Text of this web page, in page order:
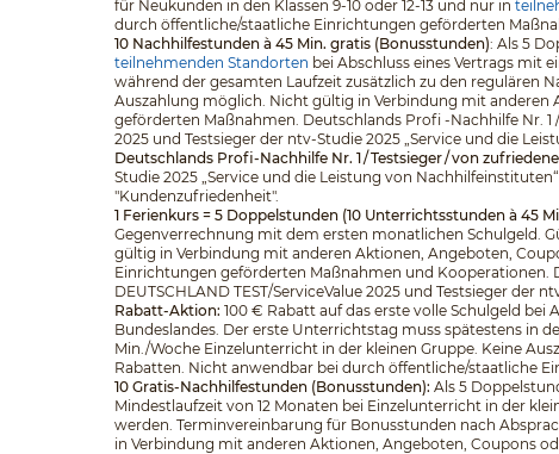
für Neukunden in den Klassen 9-10 oder 12-13 und nur in
durch öffentliche/staatliche Einrichtungen geförderten
10 Nachhilfestunden à 45 Min. gratis (Bonusstunden): Als 5
teilnehmenden Standorten bei Abschluss eines Vertrags mit
während der gesamten Laufzeit zusätzlich zu den regulären
Auszahlung möglich. Nicht gültig in Verbindung mit
geförderten Maßnahmen. Deutschlands Profi -Nachhilfe Nr. 1
2025 und Testsieger der ntv-Studie 2025 „Service und die
Deutschlands Profi-Nachhilfe Nr. 1 / Testsieger / von
Studie 2025 „Service und die Leistung von
"Kundenzufriedenheit".
1 Ferienkurs = 5 Doppelstunden (10 Unterrichtsstunden à 45
Gegenverrechnung mit dem ersten monatlichen Schulgeld.
gültig in Verbindung mit anderen Aktionen, Angeboten,
Einrichtungen geförderten Maßnahmen und Kooperationen.
DEUTSCHLAND TEST/ServiceValue 2025 und Testsieger der
Rabatt-Aktion: 100 € Rabatt auf das erste volle Schulgeld bei
Bundeslandes. Der erste Unterrichtstag muss spätestens in
Min./Woche Einzelunterricht in der kleinen Gruppe. Keine
Rabatten. Nicht anwendbar bei durch öffentliche/staatliche
10 Gratis-Nachhilfestunden (Bonusstunden): Als 5
Mindestlaufzeit von 12 Monaten bei Einzelunterricht in der
werden. Terminvereinbarung für Bonusstunden nach
in Verbindung mit anderen Aktionen, Angeboten, Coupons